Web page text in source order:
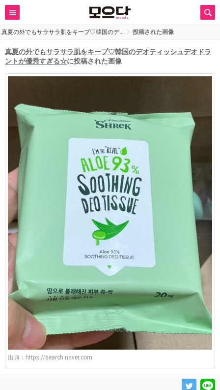
真夏の外でもサラサラ肌をキープ♡韓国のデ… 投稿された画像
真夏の外でもサラサラ肌をキープ♡韓国のデオティッシュデオドラ
ントが優秀すぎる☆に投稿された画像
出典： https://search.naver.com